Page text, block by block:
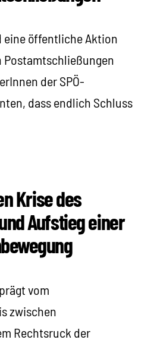
eine öffentliche Aktion
Postamtschließungen
der SPÖ-
dass endlich Schluss
Krise des
Aufstieg einer
vom
zwischen
Rechtsruck der